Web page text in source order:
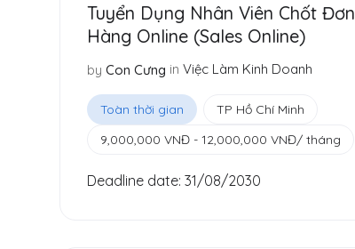
Tuyển Dụng Nhân Viên Chốt Đơn
Hàng Online (Sales Online)
by Con Cưng in Việc Làm Kinh Doanh
Toàn thời gian
TP Hồ Chí Minh
9,000,000 VNĐ - 12,000,000 VNĐ/ tháng
Deadline date: 31/08/2030